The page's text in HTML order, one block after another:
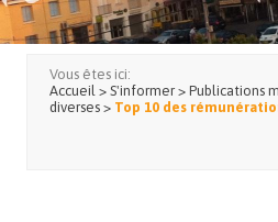
Vous êtes ici:
Accueil > S'informer > Publications
diverses > Top 10 des